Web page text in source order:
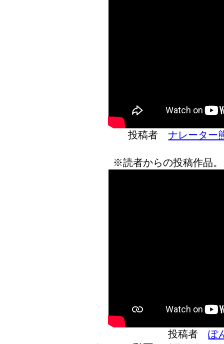
投稿者ナレーター
※読者からの投稿作品
投稿者ぽ